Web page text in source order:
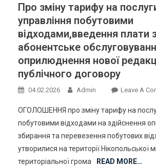
Про зміну тарифу на
управління побутовими
відходами,введення плати
абонентське
оприлюднення нової
публічного договору
04.02.2026 Admin Leave A
ОГОЛОШЕННЯ про зміну тарифу на
побутовими відходами на здійснення
збирання та перевезення побутових
утворилися на території Нікопольської
територіальної грома
READ MORE…